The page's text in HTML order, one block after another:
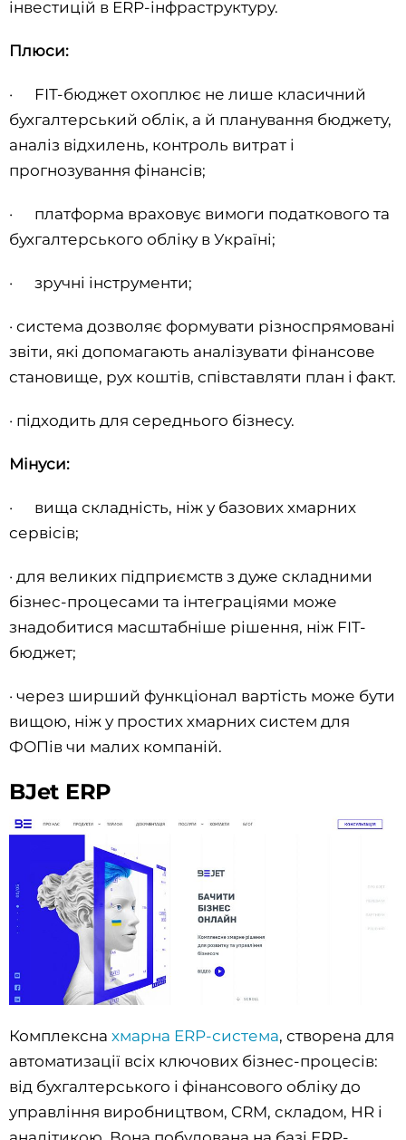
інвестицій в ERP-інфраструктуру.
Плюси:
· FIT-бюджет охоплює не лише класичний
бухгалтерський облік, а й планування бюджету,
аналіз відхилень, контроль витрат і
прогнозування фінансів;
· платформа враховує вимоги податкового та
бухгалтерського обліку в Україні;
· зручні інструменти;
· система дозволяє формувати різноспрямовані
звіти, які допомагають аналізувати фінансове
становище, рух коштів, співставляти план і факт.
· підходить для середнього бізнесу.
Мінуси:
· вища складність, ніж у базових хмарних
сервісів;
· для великих підприємств з дуже складними
бізнес-процесами та інтеграціями може
знадобитися масштабніше рішення, ніж FIT-
бюджет;
· через ширший функціонал вартість може бути
вищою, ніж у простих хмарних систем для
ФОПів чи малих компаній.
BJet ERP
Комплексна хмарна ERP-система, створена для
автоматизації всіх ключових бізнес-процесів:
від бухгалтерського і фінансового обліку до
управління виробництвом, CRM, складом, HR і